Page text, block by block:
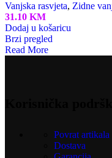
Vanjska rasvjeta, Zidne
31.10 KM
Dodaj u košaricu
Brzi pregled
Read More
Povrat artikala
Dostava